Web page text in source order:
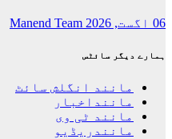
06 اگست, 2026 Manend Team
ہمارے دیگر سائٹس
مانند انگلش سائٹ
ماننداخبار
مانند ٹی وی
مانندریڈیو